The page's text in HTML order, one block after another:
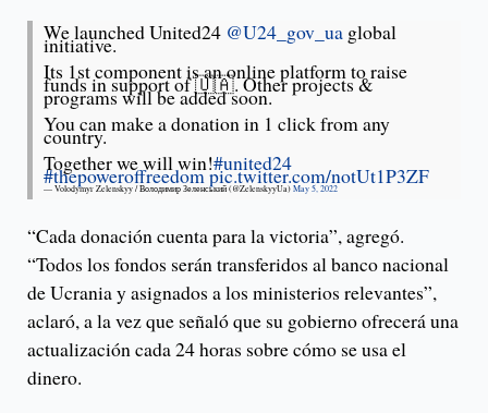
We launched United24 @U24_gov_ua global
initiative.
Its 1st component is an online platform to raise
funds in support of 🇺🇦. Other projects &
programs will be added soon.
You can make a donation in 1 click from any
country.
Together we will win!#united24
#thepoweroffreedompic.twitter.com/notUt1P3ZF
— Volodymyr Zelenskyy / Володимир Зеленський (@ZelenskyyUa) May 5, 2022
“Cada donación cuenta para la victoria”, agregó.
“Todos los fondos serán transferidos al banco nacional
de Ucrania y asignados a los ministerios relevantes”,
aclaró, a la vez que señaló que su gobierno ofrecerá una
actualización cada 24 horas sobre cómo se usa el
dinero.